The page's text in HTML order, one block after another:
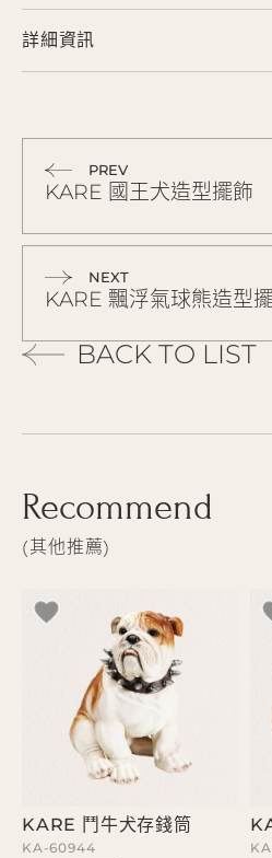
詳細資訊
PREV
KARE 國王犬造型擺飾
NEXT
KARE 飄浮氣球熊造型
BACK TO LIST
Recommend
其他推薦
KARE 鬥牛犬存錢筒
KA-60944